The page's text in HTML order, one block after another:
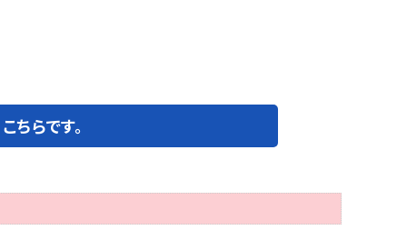
らです。